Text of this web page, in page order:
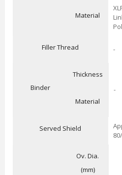
Material
Filler Thread -
Binder
Thickness
-
Material
Served Shield
Ov. Dia.
(mm)